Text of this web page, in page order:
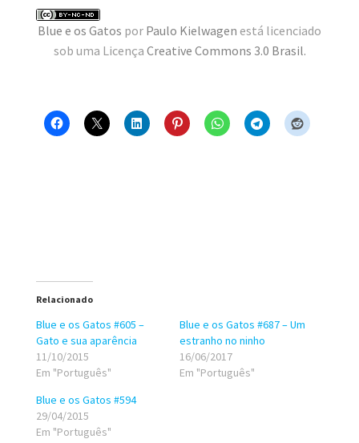
MINHA CONTA
Blue e os Gatos por Paulo Kielwagen está licenciado
sob uma Licença Creative Commons 3.0 Brasil.
Relacionado
Blue e os Gatos #605 –
Gato e sua aparência
11/10/2015
Em "Português"
Blue e os Gatos #687 – Um
estranho no ninho
16/06/2017
Em "Português"
Blue e os Gatos #594
29/04/2015
Em "Português"